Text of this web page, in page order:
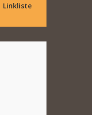
Linkliste